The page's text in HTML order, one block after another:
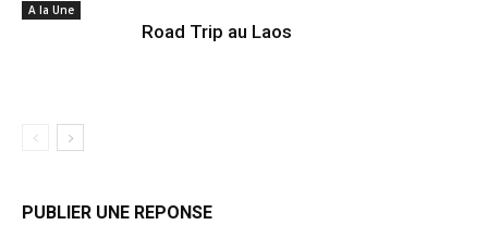
A la Une
Road Trip au Laos
PUBLIER UNE REPONSE